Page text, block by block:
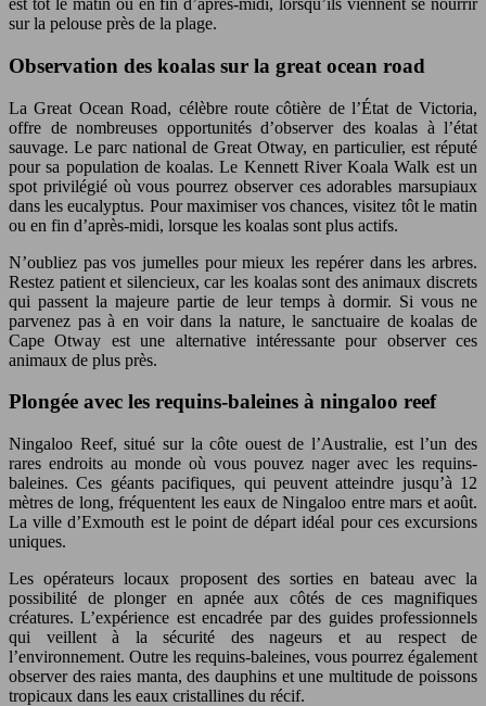
est tôt le matin ou en fin d’après-midi, lorsqu’ils viennent se nourrir
sur la pelouse près de la plage.
Observation des koalas sur la great ocean road
La Great Ocean Road, célèbre route côtière de l’État de Victoria,
offre de nombreuses opportunités d’observer des koalas à l’état
sauvage. Le parc national de Great Otway, en particulier, est réputé
pour sa population de koalas. Le Kennett River Koala Walk est un
spot privilégié où vous pourrez observer ces adorables marsupiaux
dans les eucalyptus. Pour maximiser vos chances, visitez tôt le matin
ou en fin d’après-midi, lorsque les koalas sont plus actifs.
N’oubliez pas vos jumelles pour mieux les repérer dans les arbres.
Restez patient et silencieux, car les koalas sont des animaux discrets
qui passent la majeure partie de leur temps à dormir. Si vous ne
parvenez pas à en voir dans la nature, le sanctuaire de koalas de
Cape Otway est une alternative intéressante pour observer ces
animaux de plus près.
Plongée avec les requins-baleines à ningaloo reef
Ningaloo Reef, situé sur la côte ouest de l’Australie, est l’un des
rares endroits au monde où vous pouvez nager avec les requins-
baleines. Ces géants pacifiques, qui peuvent atteindre jusqu’à 12
mètres de long, fréquentent les eaux de Ningaloo entre mars et août.
La ville d’Exmouth est le point de départ idéal pour ces excursions
uniques.
Les opérateurs locaux proposent des sorties en bateau avec la
possibilité de plonger en apnée aux côtés de ces magnifiques
créatures. L’expérience est encadrée par des guides professionnels
qui veillent à la sécurité des nageurs et au respect de
l’environnement. Outre les requins-baleines, vous pourrez également
observer des raies manta, des dauphins et une multitude de poissons
tropicaux dans les eaux cristallines du récif.